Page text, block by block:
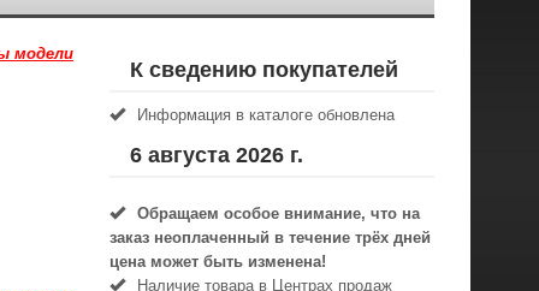
модели
К сведению покупателей
Информация в каталоге обновлена
6 августа 2026 г.
Обращаем особое внимание, что на
заказ неоплаченный в течениe трёх дней
цена может быть изменена!
Наличие товара в Центрах продаж